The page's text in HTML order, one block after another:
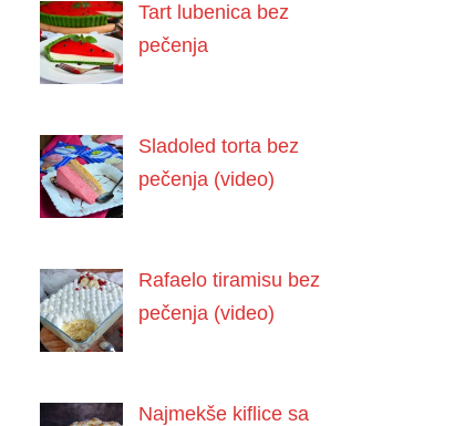
Tart lubenica bez
pečenja
Sladoled torta bez
pečenja (video)
Rafaelo tiramisu bez
pečenja (video)
Najmekše kiflice sa